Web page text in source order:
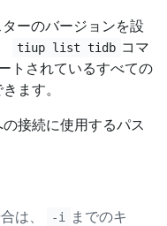
ーのバージョンを設
tiup list tidb コマ
トされているすべての
ます。
接続に使用するパス
は、 -i
までのキ